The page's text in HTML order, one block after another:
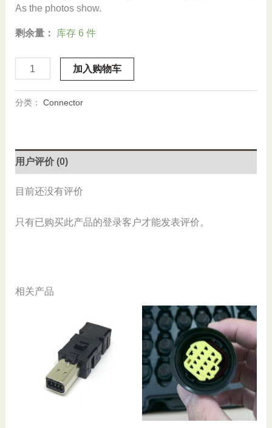
As the photos show.
剩余量： 库存 6 件
Stock,
IKO,
Used
加入购物车
分类： Connector
用户评价 (0)
目前还没有评价
只有已购买此产品的登录客户才能发表评价。
相关产品